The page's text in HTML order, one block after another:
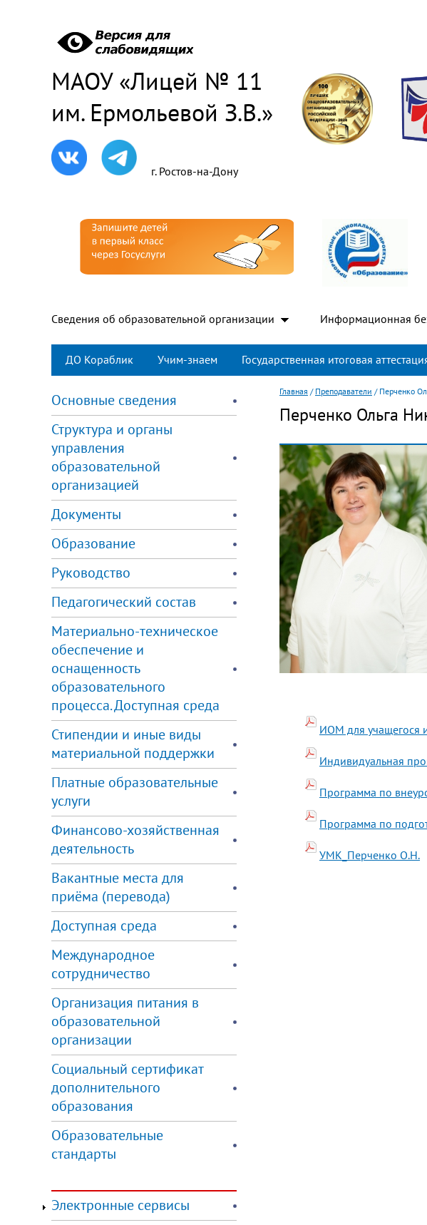
МАОУ «Лицей № 11
им. Ермольевой З.В.»
г. Ростов-на-Дону
Сведения об образовательной организации Информационная
ДО Кораблик Учим-знаем Государственная итоговая
Основные сведения
Структура и органы
управления
образовательной
организацией
Документы
Образование
Руководство
Педагогический состав
Материально-техническое
обеспечение и
оснащенность
образовательного
процесса. Доступная среда
Стипендии и иные виды
материальной поддержки
Платные образовательные
услуги
Финансово-хозяйственная
деятельность
Вакантные места для
приёма (перевода)
Доступная среда
Международное
сотрудничество
Организация питания в
образовательной
организации
Социальный сертификат
дополнительного
образования
Образовательные
стандарты
Электронные сервисы
Главная / Преподаватели / Перченко
Перченко Ольга
ИОМ для учащегося
Индивидуальная
Программа по
Программа по
УМК_Перченко О.Н.